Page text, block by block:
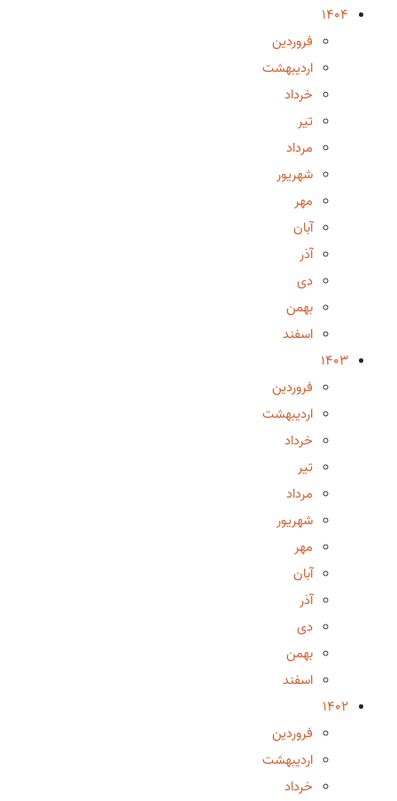
1404
فروردین
اردیبهشت
خرداد
تیر
مرداد
شهریور
مهر
آبان
آذر
دی
بهمن
اسفند
1403
فروردین
اردیبهشت
خرداد
تیر
مرداد
شهریور
مهر
آبان
آذر
دی
بهمن
اسفند
1402
فروردین
اردیبهشت
خرداد